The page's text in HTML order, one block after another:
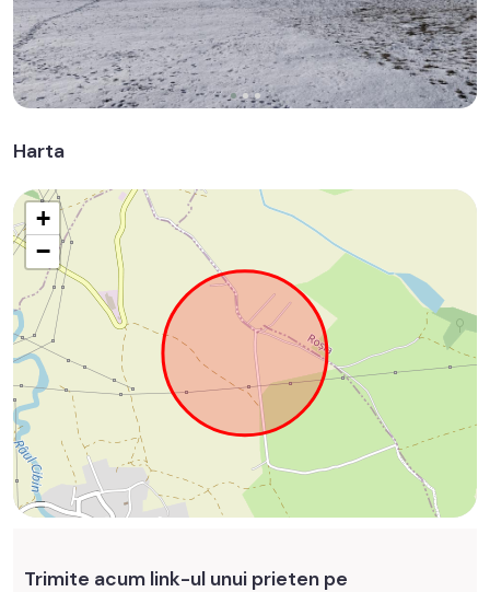
Harta
+
−
Trimite acum link-ul unui prieten pe